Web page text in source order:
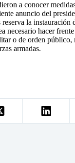
a conocer
anuncio del
la instauración
necesario hacer
o de orden público,
armadas.